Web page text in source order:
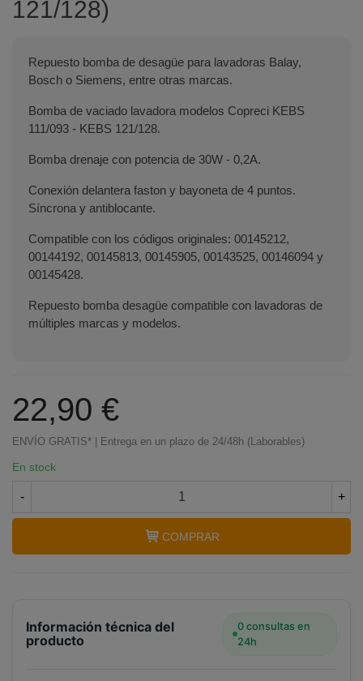
121/128)
Repuesto bomba de desagüe para lavadoras Balay,
Bosch o Siemens, entre otras marcas.
Bomba de vaciado lavadora modelos Copreci KEBS
111/093 - KEBS 121/128.
Bomba drenaje con potencia de 30W - 0,2A.
Conexión delantera faston y bayoneta de 4 puntos.
Síncrona y antiblocante.
Compatible con los códigos originales: 00145212,
00144192, 00145813, 00145905, 00143525, 00146094 y
00145428.
Repuesto bomba desagüe compatible con lavadoras de
múltiples marcas y modelos.
22,90 €
ENVÍO GRATIS* | Entrega en un plazo de 24/48h (Laborables)
En stock
- +
COMPRAR
Información técnica del
producto
0 consultas en
24h